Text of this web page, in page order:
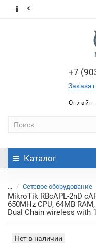
+7
Онлайн
Каталог
... Сетевое оборудование
MikroTik RBcAPL-2nD
650MHz CPU, 64MB
Dual Chain wireless with
Нет в наличии